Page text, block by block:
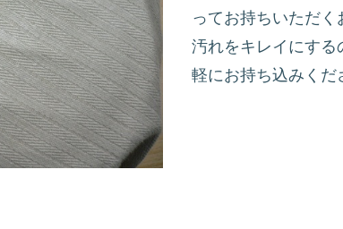
ってお持ちいただく
汚れをキレイにす
軽にお持ち込みくだ